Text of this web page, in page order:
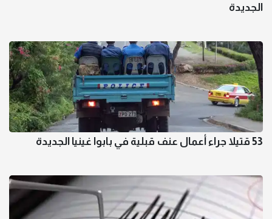
الجديدة
53 قتيلا جراء أعمال عنف قبلية في بابوا غينيا الجديدة